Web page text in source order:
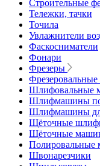
Строительные
Тележки, тачки
Точила
Увлажнители
Фаскосниматели
Фонари
Фрезеры
Шлифовальные
Шлифмашины по
Шлифмашины
Щёточные
Щёточные
Швонарезчики